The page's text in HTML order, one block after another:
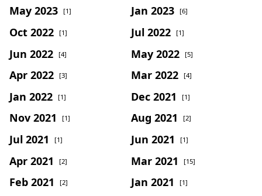
May 2023 [1] Jan 2023 [6]
Oct 2022 [1] Jul 2022 [1]
Jun 2022 [4] May 2022 [5]
Apr 2022 [3] Mar 2022 [4]
Jan 2022 [1] Dec 2021 [1]
Nov 2021 [1] Aug 2021 [2]
Jul 2021 [1] Jun 2021 [1]
Apr 2021 [2] Mar 2021 [15]
Feb 2021 [2] Jan 2021 [1]